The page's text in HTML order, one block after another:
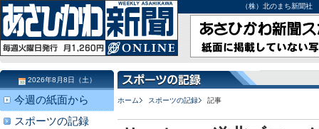
（株）北のまち新聞
ホーム スポーツの記録 記事
2026年8月8日（土）
今週の紙面から
スポーツの記録